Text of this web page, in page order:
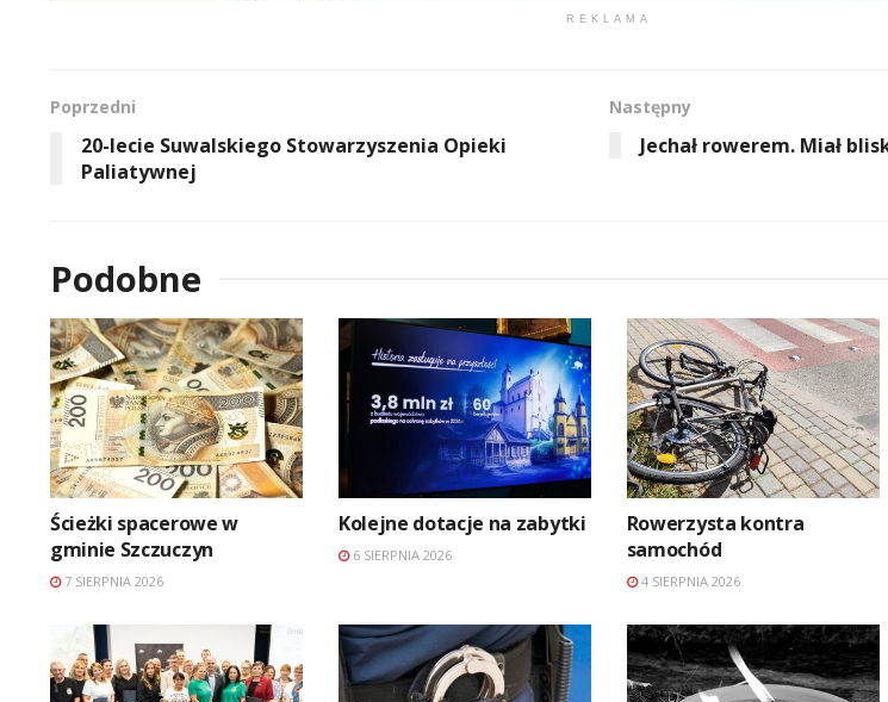
REKLAMA
Poprzedni
20-lecie Suwalskiego Stowarzyszenia Opieki
Paliatywnej
Następny
Jechał rowerem. Miał
Podobne
Ścieżki spacerowe w
gminie Szczuczyn
7 SIERPNIA 2026
Kolejne dotacje na zabytki
6 SIERPNIA 2026
Rowerzysta kontra
samochód
4 SIERPNIA 2026